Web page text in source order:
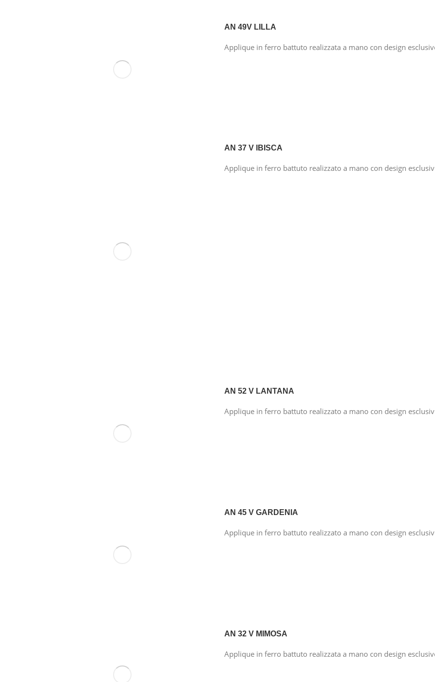
AN 49V LILLA
Applique in ferro battuto realizzata a mano con design
AN 37 V IBISCA
Applique in ferro battuto realizzato a mano con design
AN 52 V LANTANA
Applique in ferro battuto realizzato a mano con design
AN 45 V GARDENIA
Applique in ferro battuto realizzato a mano con design
AN 32 V MIMOSA
Applique in ferro battuto realizzata a mano con design